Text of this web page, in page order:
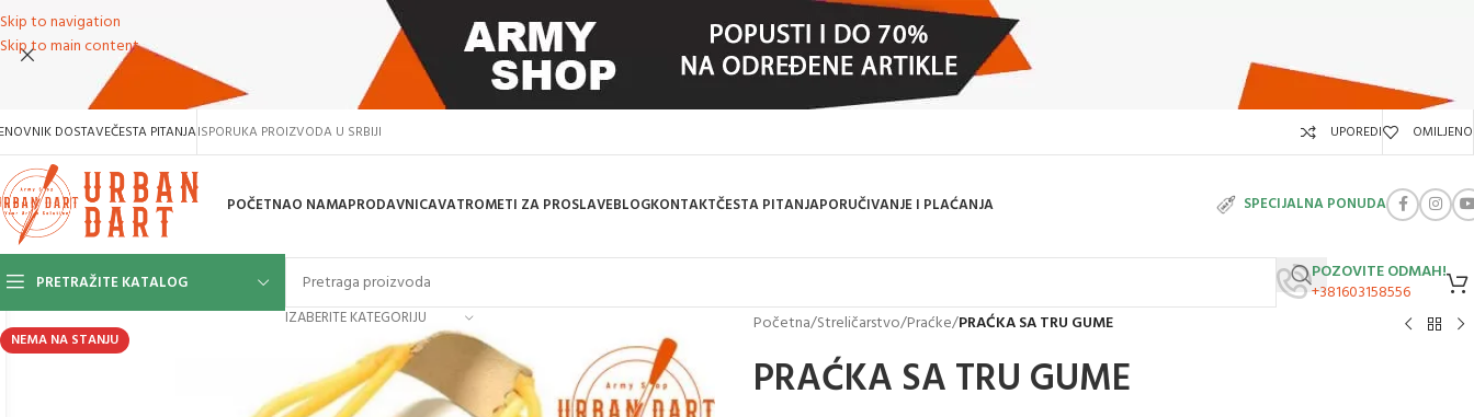
Skip to navigation
Skip to main content
DOSTAVEČESTA PITANJAISPORUKA PROIZVODA U SRBIJI UPOREDI OMILJENO
POČETNAO NAMAPRODAVNICAVATROMETI ZA PROSLAVEBLOGKONTAKTČESTA PITANJAPORUČIVANJE I PLAĆANJA SPECIJALNA PONUDA
PRETRAŽITE KATALOG
IZABERITE KATEGORIJU
POZOVITE ODMAH!
+381603158556
NEMA NA STANJU
Početna/Streličarstvo/Praćke/PRAĆKA SA TRU GUME
PRAĆKA SA TRU GUME